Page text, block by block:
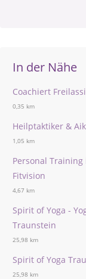
In der Nähe
Coachiert
0,35 km
Heilptaktiker &
1,05 km
Personal
Fitvision
4,67 km
Spirit of Yoga -
Traunstein
25,98 km
Spirit of Yoga
25,98 km